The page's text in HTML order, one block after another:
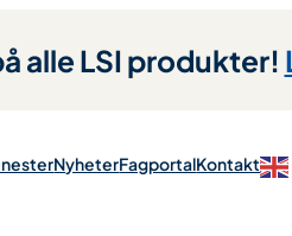
alle LSI produkter!
NyheterFagportalKontakt